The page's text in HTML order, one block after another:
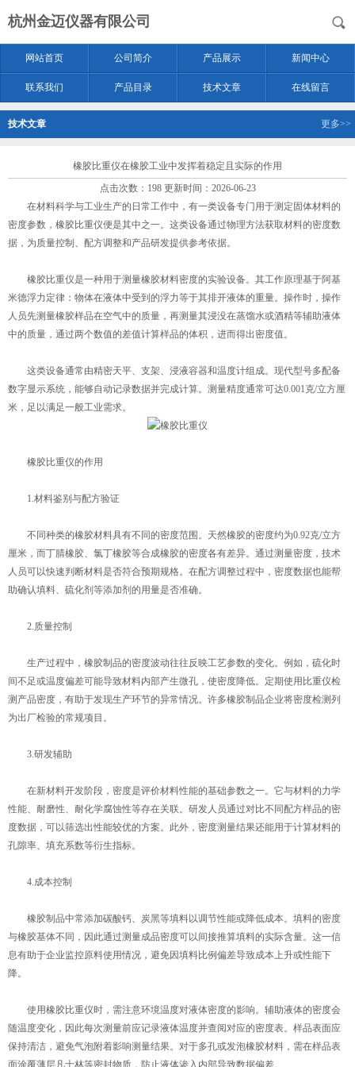
杭州金迈仪器有限公司
网站首页 公司简介 产品展示 新闻中心
联系我们 产品目录 技术文章 在线留言
技术文章 更多>>
橡胶比重仪在橡胶工业中发挥着稳定且实际的作用
点击次数：198 更新时间：2026-06-23
在材料科学与工业生产的日常工作中，有一类设备专门用于测定固体材料的
密度参数，橡胶比重仪便是其中之一。这类设备通过物理方法获取材料的密度数
据，为质量控制、配方调整和产品研发提供参考依据。
橡胶比重仪是一种用于测量橡胶材料密度的实验设备。其工作原理基于阿基
米德浮力定律：物体在液体中受到的浮力等于其排开液体的重量。操作时，操作
人员先测量橡胶样品在空气中的质量，再测量其浸没在蒸馏水或酒精等辅助液体
中的质量，通过两个数值的差值计算样品的体积，进而得出密度值。
这类设备通常由精密天平、支架、浸液容器和温度计组成。现代型号多配备
数字显示系统，能够自动记录数据并完成计算。测量精度通常可达0.001克/立方厘
米，足以满足一般工业需求。
橡胶比重仪的作用
1.材料鉴别与配方验证
不同种类的橡胶材料具有不同的密度范围。天然橡胶的密度约为0.92克/立方
厘米，而丁腈橡胶、氯丁橡胶等合成橡胶的密度各有差异。通过测量密度，技术
人员可以快速判断材料是否符合预期规格。在配方调整过程中，密度数据也能帮
助确认填料、硫化剂等添加剂的用量是否准确。
2.质量控制
生产过程中，橡胶制品的密度波动往往反映工艺参数的变化。例如，硫化时
间不足或温度偏差可能导致材料内部产生微孔，使密度降低。定期使用比重仪检
测产品密度，有助于发现生产环节的异常情况。许多橡胶制品企业将密度检测列
为出厂检验的常规项目。
3.研发辅助
在新材料开发阶段，密度是评价材料性能的基础参数之一。它与材料的力学
性能、耐磨性、耐化学腐蚀性等存在关联。研发人员通过对比不同配方样品的密
度数据，可以筛选出性能较优的方案。此外，密度测量结果还能用于计算材料的
孔隙率、填充系数等衍生指标。
4.成本控制
橡胶制品中常添加碳酸钙、炭黑等填料以调节性能或降低成本。填料的密度
与橡胶基体不同，因此通过测量成品密度可以间接推算填料的实际含量。这一信
息有助于企业监控原料使用情况，避免因填料比例偏差导致成本上升或性能下
降。
使用橡胶比重仪时，需注意环境温度对液体密度的影响。辅助液体的密度会
随温度变化，因此每次测量前应记录液体温度并查阅对应的密度表。样品表面应
保持清洁，避免气泡附着影响测量结果。对于多孔或发泡橡胶材料，需在样品表
面涂覆薄层凡士林等密封物质，防止液体渗入内部导致数据偏差。